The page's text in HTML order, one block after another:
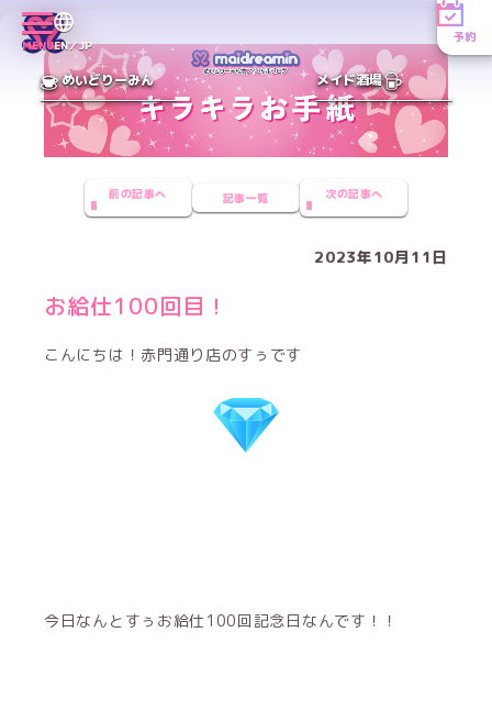
MENUEN／JP
予約
めいどりーみん メイド酒場
前の記事へ 記事一覧 次の記事へ
2023年10月11日
お給仕100回目！
こんにちは！赤門通り店のすぅです
今日なんとすぅお給仕100回記念日なんです！！